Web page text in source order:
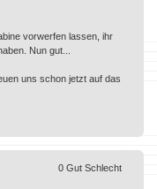
vorwerfen lassen, ihr
Nun gut...
uns schon jetzt auf das
0 Gut Schlecht